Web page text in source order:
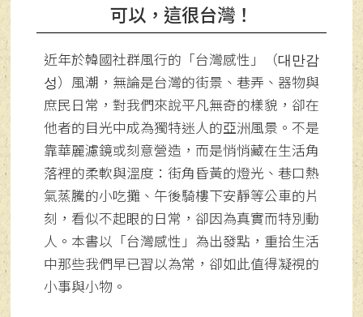
可以，這很台灣！
近年於韓國社群風行的「台灣感性」（대만감
성）風潮，無論是台灣的街景、巷弄、器物與
庶民日常，對我們來說平凡無奇的樣貌，卻在
他者的目光中成為獨特迷人的亞洲風景。不是
靠華麗濾鏡或刻意營造，而是悄悄藏在生活角
落裡的柔軟與溫度：街角昏黃的燈光、巷口熱
氣蒸騰的小吃攤、午後騎樓下安靜等公車的片
刻，看似不起眼的日常，卻因為真實而特別動
人。本書以「台灣感性」為出發點，重拾生活
中那些我們早已習以為常，卻如此值得凝視的
小事與小物。